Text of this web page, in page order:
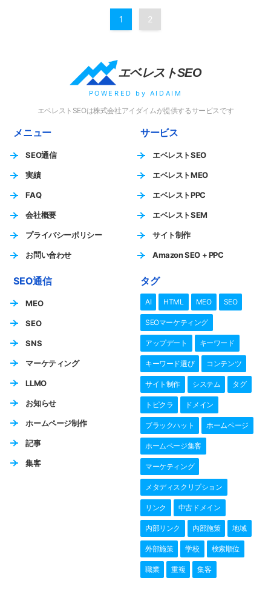
1 2
エベレストSEO
POWERED by AIDAIM
エベレストSEOは株式会社アイダイムが提供するサービスです
メニュー
SEO通信
実績
FAQ
会社概要
プライバシーポリシー
お問い合わせ
サービス
エベレストSEO
エベレストMEO
エベレストPPC
エベレストSEM
サイト制作
Amazon SEO + PPC
SEO通信
MEO
SEO
SNS
マーケティング
LLMO
お知らせ
ホームページ制作
記事
集客
タグ
AI HTML MEO SEO
SEOマーケティング
アップデート キーワード
キーワード選び コンテンツ
サイト制作 システム タグ
トピクラ ドメイン
ブラックハット ホームページ
ホームページ集客
マーケティング
メタディスクリプション
リンク 中古ドメイン
内部リンク 内部施策 地域
外部施策 学校 検索順位
職業 重複 集客